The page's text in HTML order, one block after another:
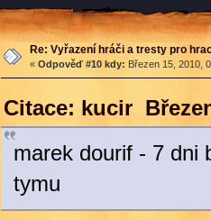
Re: Vyřazení hráči a tresty pro
« Odpověď #10 kdy: Březen 15, 2010,
Citace: kucir
marek dourif - 7 dni
tymu